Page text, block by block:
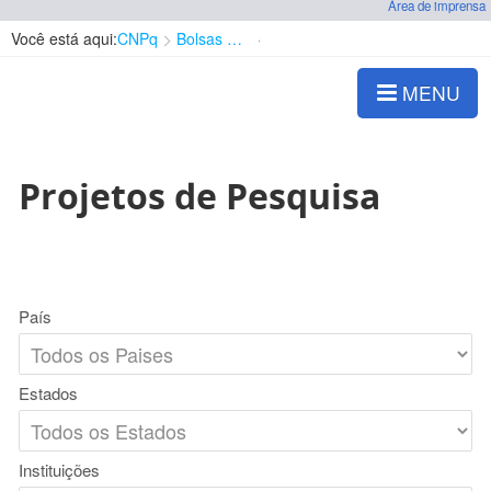
Área de imprensa
Você está aqui:CNPq Bolsas e Auxílios Vigentes
MENU
Projetos de Pesquisa
País
Estados
Instituições